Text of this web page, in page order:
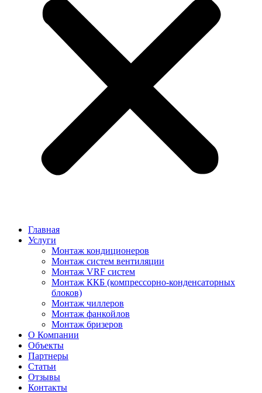
Главная
Услуги
Монтаж кондиционеров
Монтаж cистем вентиляции
Монтаж VRF систем
Монтаж ККБ (компрессорно-конденсаторных
блоков)
Монтаж чиллеров
Монтаж фанкойлов
Монтаж бризеров
О Компании
Объекты
Партнеры
Статьи
Отзывы
Контакты